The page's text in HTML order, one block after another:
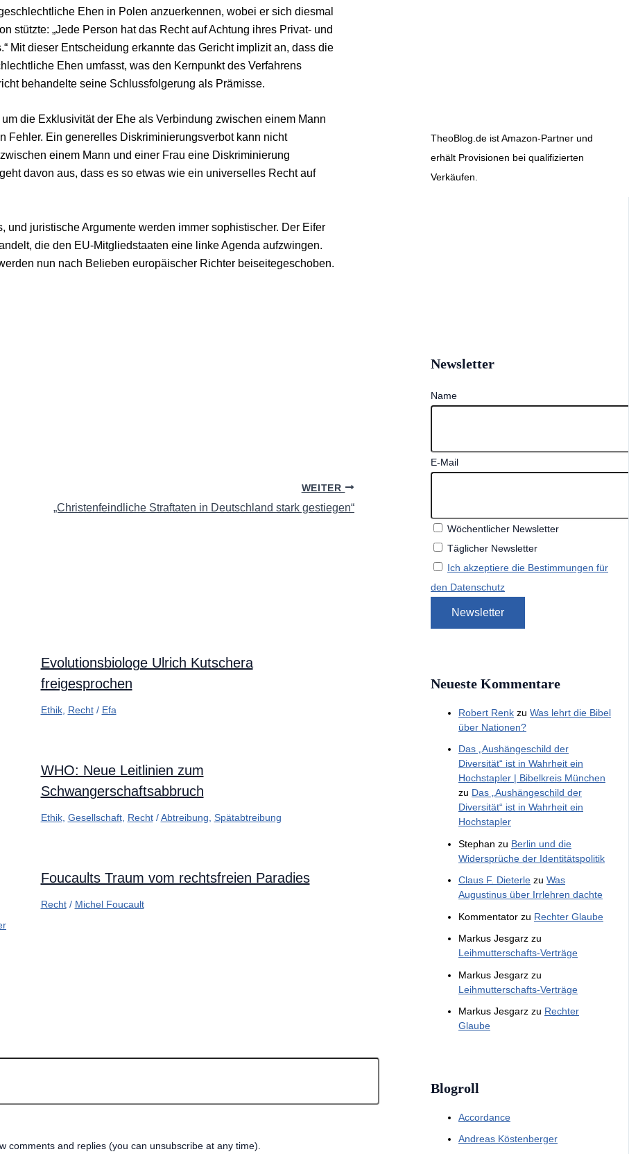
Ehen in Polen anzuerkennen, wobei er sich diesmal
stützte: „Jede Person hat das Recht auf Achtung ihres Privat- und
Mit dieser Entscheidung erkannte das Gericht implizit an, dass die
Ehen umfasst, was den Kernpunkt des Verfahrens
behandelte seine Schlussfolgerung als Prämisse.
die Exklusivität der Ehe als Verbindung zwischen einem Mann
Fehler. Ein generelles Diskriminierungsverbot kann nicht
einem Mann und einer Frau eine Diskriminierung
davon aus, dass es so etwas wie ein universelles Recht auf
juristische Argumente werden immer sophistischer. Der Eifer
die den EU-Mitgliedstaaten eine linke Agenda aufzwingen.
nun nach Belieben europäischer Richter beiseitegeschoben.
WEITER
„Christenfeindliche Straftaten in Deutschland stark gestiegen“
Evolutionsbiologe Ulrich Kutschera
freigesprochen
Ethik, Recht/ Efa
WHO: Neue Leitlinien zum
Schwangerschaftsabbruch
Ethik, Gesellschaft, Recht/Abtreibung Spätabtreibung
Foucaults Traum vom rechtsfreien Paradies
Recht/ Michel Foucault
comments and replies (you can unsubscribe at any time).
TheoBlog.de ist Amazon-Partner und
erhält Provisionen bei qualifizierten
Verkäufen.
Newsletter
Name
E-Mail
Wöchentlicher Newsletter
Täglicher Newsletter
Ich akzeptiere die Bestimmungen für
den Datenschutz
Neueste Kommentare
Robert Renk zu Was lehrt die Bibel
über Nationen?
Das „Aushängeschild der
Diversität“ ist in Wahrheit ein
Hochstapler | Bibelkreis München
zu Das „Aushängeschild der
Diversität“ ist in Wahrheit ein
Hochstapler
Stephan zu Berlin und die
Widersprüche der Identitätspolitik
Claus F. Dieterle zu Was
Augustinus über Irrlehren dachte
Kommentator zu Rechter Glaube
Markus Jesgarz zu
Leihmutterschafts-Verträge
Markus Jesgarz zu
Leihmutterschafts-Verträge
Markus Jesgarz zu Rechter
Glaube
Blogroll
Accordance
Andreas Köstenberger